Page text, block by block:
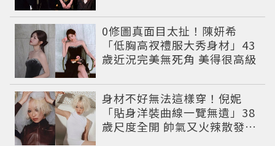
0修圖真面目太扯！陳妍希
「低胸高衩禮服大秀身材」43
歲近況完美無死角 美得很高級
身材不好無法這樣穿！倪妮
「貼身洋裝曲線一覽無遺」38
歲尺度全開 帥氣又火辣散發獨